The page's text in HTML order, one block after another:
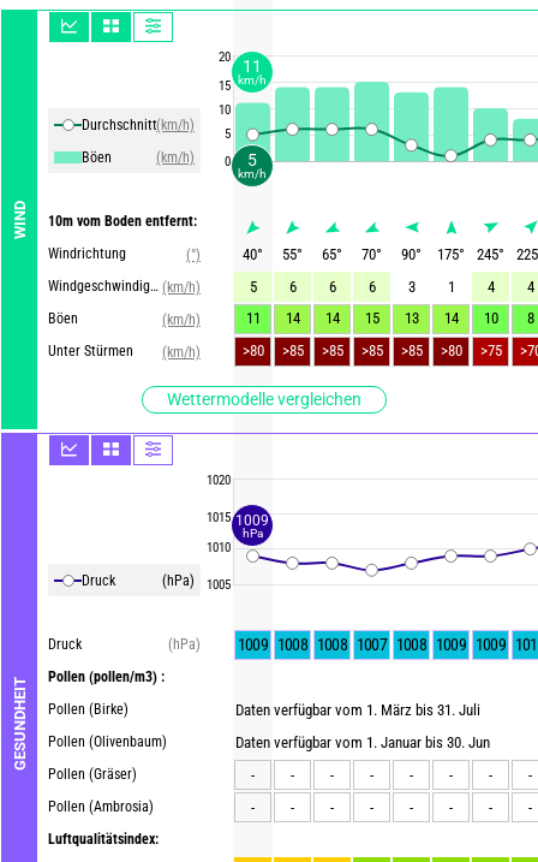
WIND
Durchschnittliche Winde
(km/h)
Böen
(km/h)
10m vom Boden entfernt:
Windrichtung
(°)
Windgeschwindigkeit (km/h)
Böen
(km/h)
Unter Stürmen
(km/h)
Wettermodelle vergleichen
GESUNDHEIT
Druck (hPa)
Druck
(hPa)
Pollen (pollen/m3) :
Pollen (Birke)
Pollen (Olivenbaum)
Pollen (Gräser)
Pollen (Ambrosia)
Luftqualitätsindex:
20
15
10
5
0
1020
1015
1010
1005
40° 55° 65° 70° 90° 175° 245°
225
5
6 6 6 3 1 4
4
11
14 14 15 13 14 10 8
1009 1008 1008 1007 1008 1009 1009
Daten verfügbar vom 1. März bis 31. Juli
Daten verfügbar vom 1. Januar bis 30. Jun
-
- - - - - -
-
-
- - - - - - -
5
km/h
11
km/h
1009
hPa